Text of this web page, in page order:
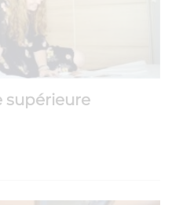
supérieure